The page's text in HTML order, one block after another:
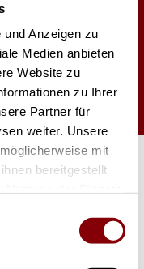
Anzeigen zu
Medien anbieten
Website zu
zu Ihrer
Partner für
weiter. Unsere
mit
bereitgestellt
bis 8.000K
LED